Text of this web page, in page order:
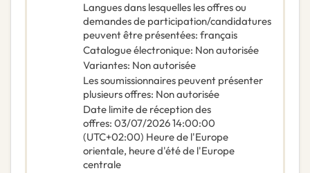
Langues dans lesquelles les offres ou
demandes de participation/candidatures
peuvent être présentées: français
Catalogue électronique: Non autorisée
Variantes: Non autorisée
Les soumissionnaires peuvent présenter
plusieurs offres: Non autorisée
Date limite de réception des
offres: 03/07/202614:00:00
(UTC+02:00) Heure de l'Europe
orientale, heure d'été de l'Europe
centrale